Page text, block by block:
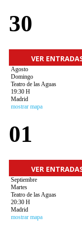
30
VER
Agosto
Domingo
Teatro de las Aguas
19:30 H
Madrid
mostrar mapa
01
VER
Septiembre
Martes
Teatro de las Aguas
20:30 H
Madrid
mostrar mapa